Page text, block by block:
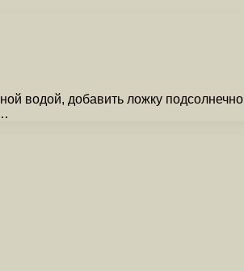
водой, добавить ложку